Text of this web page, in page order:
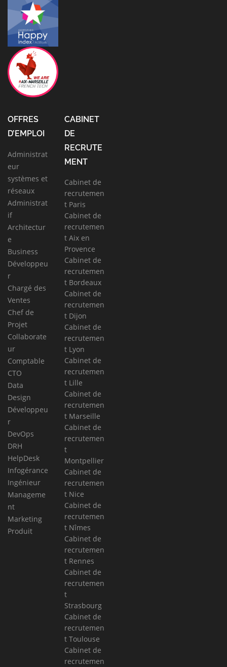
OFFRES
D’EMPLOI
Administrat
eur
systèmes et
réseaux
Administrat
if
Architectur
e
Business
Développeu
r
Chargé des
Ventes
Chef de
Projet
Collaborate
ur
Comptable
CTO
Data
Design
Développeu
r
DevOps
DRH
HelpDesk
Infogérance
Ingénieur
Manageme
nt
Marketing
Produit
CABINET
DE
RECRUTE
MENT
Cabinet de
recrutemen
t Paris
Cabinet de
recrutemen
t Aix en
Provence
Cabinet de
recrutemen
t Bordeaux
Cabinet de
recrutemen
t Dijon
Cabinet de
recrutemen
t Lyon
Cabinet de
recrutemen
t Lille
Cabinet de
recrutemen
t Marseille
Cabinet de
recrutemen
t
Montpellier
Cabinet de
recrutemen
t Nice
Cabinet de
recrutemen
t Nîmes
Cabinet de
recrutemen
t Rennes
Cabinet de
recrutemen
t
Strasbourg
Cabinet de
recrutemen
t Toulouse
Cabinet de
recrutemen